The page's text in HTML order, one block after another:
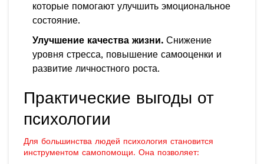
которые помогают улучшить эмоциональное
состояние.
Улучшение качества жизни. Снижение
уровня стресса, повышение самооценки и
развитие личностного роста.
Практические выгоды от
психологии
Для большинства людей психология становится
инструментом самопомощи. Она позволяет: